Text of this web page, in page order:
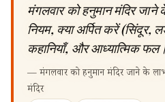
मंगलवार को हनुमान मंदिर
नियम, क्या अर्पित करें (सिंदूर,
कहानियाँ, और आध्यात्मिक
—मंगलवार को हनुमान मंदिर जाने के
मंदिर